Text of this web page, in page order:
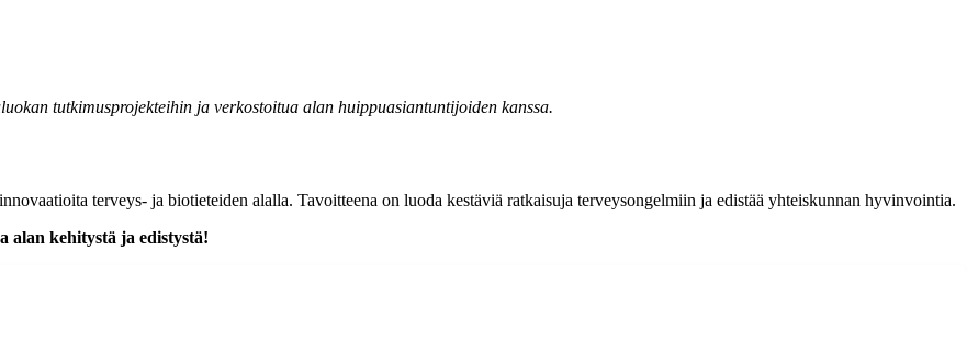
tutkimusprojekteihin ja verkostoitua alan huippuasiantuntijoiden kanssa.
terveys- ja biotieteiden alalla. Tavoitteena on luoda kestäviä ratkaisuja terveysongelmiin ja edistää yhteiskunnan hyvinvointia.
alan kehitystä ja edistystä!